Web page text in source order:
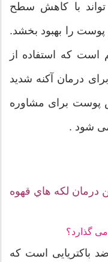
با کاهش سطح
را بهبود بخشد.
است که استفاده از
درمان آکنه شدید
پوست برای مشاوره
شود .
درمان لکه هاي قهوه
گذارد؟
باکتریایی است که